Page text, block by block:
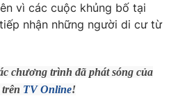
vì các cuộc khủng bố tại
nhận những người di cư từ
chương trình đã phát sóng của
TV Online!